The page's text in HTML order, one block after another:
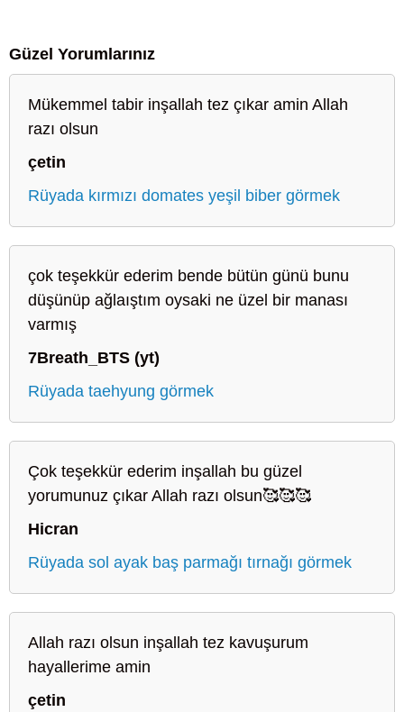
Güzel Yorumlarınız
Mükemmel tabir inşallah tez çıkar amin Allah
razı olsun
çetin
Rüyada kırmızı domates yeşil biber görmek
çok teşekkür ederim bende bütün günü bunu
düşünüp ağlaıştım oysaki ne üzel bir manası
varmış
7Breath_BTS (yt)
Rüyada taehyung görmek
Çok teşekkür ederim inşallah bu güzel
yorumunuz çıkar Allah razı olsun🥰🥰🥰
Hicran
Rüyada sol ayak baş parmağı tırnağı görmek
Allah razı olsun inşallah tez kavuşurum
hayallerime amin
çetin